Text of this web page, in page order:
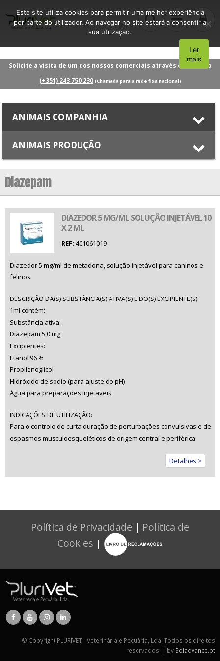
Solicite a visita de um dos nossos comerciais através do número
(+351) 243 750 230 (Chamada para a rede fixa nacional)
ANIMAIS COMPANHIA
ANIMAIS PRODUÇÃO
Diazepam
DIAZEDOR 5 MG/ML SOLUÇÃO INJETÁVEL 10
X 2 ML
REF: 401061019
Diazedor 5 mg/ml de metadona, solução injetável para caninos e
felinos.
DESCRIÇÃO DA(S) SUBSTÂNCIA(S) ATIVA(S) E DO(S) EXCIPIENTE(S)
1ml contém:
Substância ativa:
Diazepam 5,0 mg
Excipientes:
Etanol 96 %
Propilenoglicol
Hidróxido de sódio (para ajuste do pH)
Água para preparações injetáveis
INDICAÇÕES DE UTILIZAÇÃO:
Para o controlo de curta duração de perturbações convulsivas e de
espasmos musculoesqueléticos de origem central e periférica.
Detalhes >
Política de Privacidade | Política de
Cookies |
© Copyright PLURIVET - Veterinária e Pecuária, Lda. Todos os direitos
reservados. | by Soladvance.pt
Este site utiliza cookies para permitir uma melhor experiência
por parte do utilizador. Ao navegar no site estará a consentir a
sua utilização.
Aceito
Ler
mais